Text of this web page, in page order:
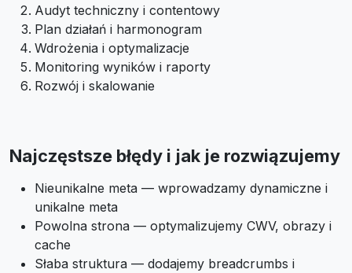
Audyt techniczny i contentowy
Plan działań i harmonogram
Wdrożenia i optymalizacje
Monitoring wyników i raporty
Rozwój i skalowanie
Najczęstsze błędy i jak je rozwiązujemy
Nieunikalne meta — wprowadzamy dynamiczne i
unikalne meta
Powolna strona — optymalizujemy CWV, obrazy i
cache
Słaba struktura — dodajemy breadcrumbs i